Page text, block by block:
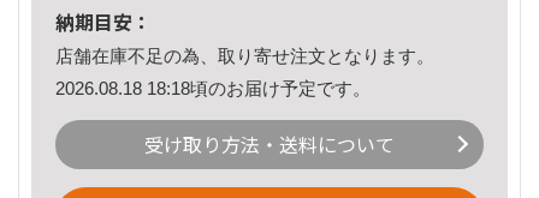
納期目安：
店舗在庫不足の為、取り寄せ注文となります。
2026.08.18 18:18頃のお届け予定です。
受け取り方法・送料について